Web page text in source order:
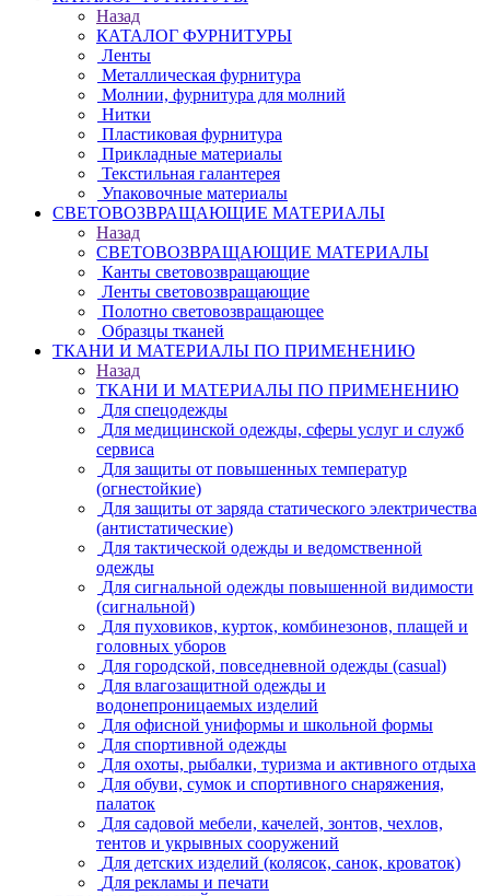
Назад
КАТАЛОГ ФУРНИТУРЫ
Ленты
Металлическая фурнитура
Молнии, фурнитура для молний
Нитки
Пластиковая фурнитура
Прикладные материалы
Текстильная галантерея
Упаковочные материалы
СВЕТОВОЗВРАЩАЮЩИЕ МАТЕРИАЛЫ
Назад
СВЕТОВОЗВРАЩАЮЩИЕ МАТЕРИАЛЫ
Канты световозвращающие
Ленты световозвращающие
Полотно световозвращающее
Образцы тканей
ТКАНИ И МАТЕРИАЛЫ ПО ПРИМЕНЕНИЮ
Назад
ТКАНИ И МАТЕРИАЛЫ ПО ПРИМЕНЕНИЮ
Для спецодежды
Для медицинской одежды, сферы услуг и служб
сервиса
Для защиты от повышенных температур
(огнестойкие)
Для защиты от заряда статического электричества
(антистатические)
Для тактической одежды и ведомственной
одежды
Для сигнальной одежды повышенной видимости
(сигнальной)
Для пуховиков, курток, комбинезонов, плащей и
головных уборов
Для городской, повседневной одежды (casual)
Для влагозащитной одежды и
водонепроницаемых изделий
Для офисной униформы и школьной формы
Для спортивной одежды
Для охоты, рыбалки, туризма и активного отдыха
Для обуви, сумок и спортивного снаряжения,
палаток
Для садовой мебели, качелей, зонтов, чехлов,
тентов и укрывных сооружений
Для детских изделий (колясок, санок, кроваток)
Для рекламы и печати